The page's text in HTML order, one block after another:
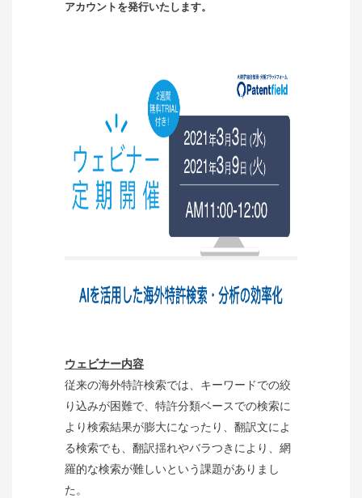
アカウントを発行いたします。
ウェビナー内容
従来の海外特許検索では、キーワードでの絞
り込みが困難で、特許分類ベースでの検索に
より検索結果が膨大になったり、翻訳文によ
る検索でも、翻訳揺れやバラつきにより、網
羅的な検索が難しいという課題がありまし
た。